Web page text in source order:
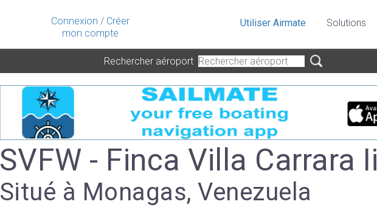
Connexion / Créer
mon compte
Utiliser Airmate Solutions
Rechercher aéroport
SVFW - Finca Villa Carrara Ii
Situé à Monagas, Venezuela